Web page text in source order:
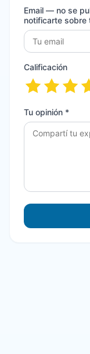
Email — no se
notificarte sobre
Calificación
Tu opinión *